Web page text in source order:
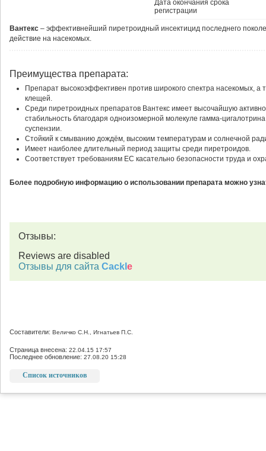
Дата окончания срока
регистрации
Вантекс – эффективнейший пиретроидный инсектицид последнего
действие на насекомых.
Преимущества препарата:
Препарат высокоэффективен против широкого спектра насекомых, а
клещей.
Среди пиретроидных препаратов Вантекс имеет высочайшую
стабильность благодаря одноизомерной молекуле гамма-
суспензии.
Стойкий к смыванию дождём, высоким температурам и солнечной
Имеет наиболее длительный период защиты среди пиретроидов.
Соответствует требованиям ЕС касательно безопасности труда и
Более подробную информацию о использовании препарата можно
Отзывы:
Reviews are disabled
Отзывы для сайта Cackl e
Составители: Величко С.Н., Игнатьев П.С.
Страница внесена: 22.04.15 17:57
Последнее обновление: 27.08.20 15:28
Список источников